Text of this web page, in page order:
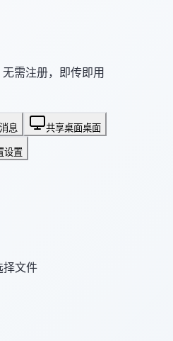
需注册，即传即用
消息 共享桌面桌面
设置
择文件